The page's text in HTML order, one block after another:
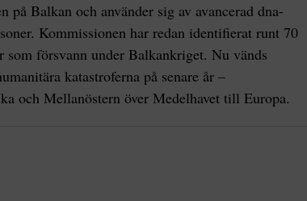
på Balkan och använder sig av avancerad dna-
Kommissionen har redan identifierat runt 70
som försvann under Balkankriget. Nu vänds
katastroferna på senare år –
och Mellanöstern över Medelhavet till Europa.